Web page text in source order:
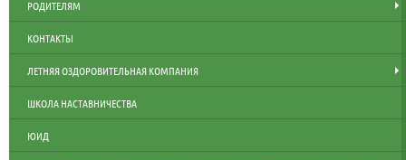
РОДИТЕЛЯМ
КОНТАКТЫ
ЛЕТНЯЯ ОЗДОРОВИТЕЛЬНАЯ КОМПАНИЯ
ШКОЛА НАСТАВНИЧЕСТВА
ЮИД